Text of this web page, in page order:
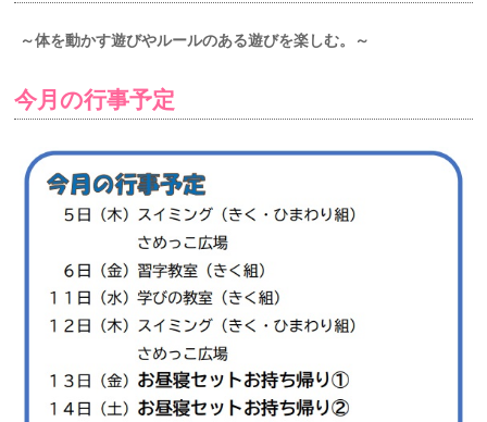
～体を動かす遊びやルールのある遊びを楽しむ。～
今月の行事予定